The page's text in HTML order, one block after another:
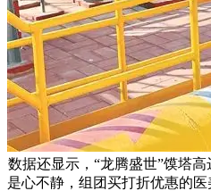
数据还显示，“龙腾盛世”馍塔
是心不静，组团买打折优惠的